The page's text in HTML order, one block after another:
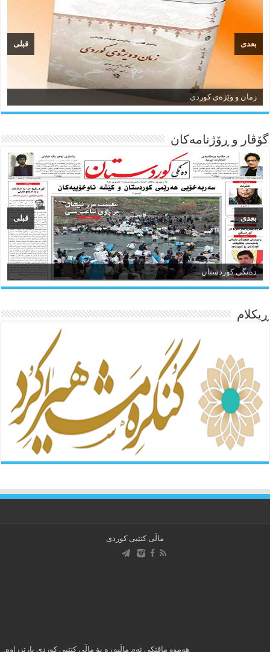
زمان و وێژەی کوردی
قبلی بعدی
گۆڤار و ڕۆژنامه‌کان
ده‌نگی کوردستان
ئاژانسی هەواڵی مێهر
قبلی بعدی
ڕیکلام
ماڵی کتێبی کوردی
هه‌موو ماڤێکی ئه‌م ماڵپه‌ڕه‌ بۆ ماڵی کتێبی کوردی پارێزراوه‌.